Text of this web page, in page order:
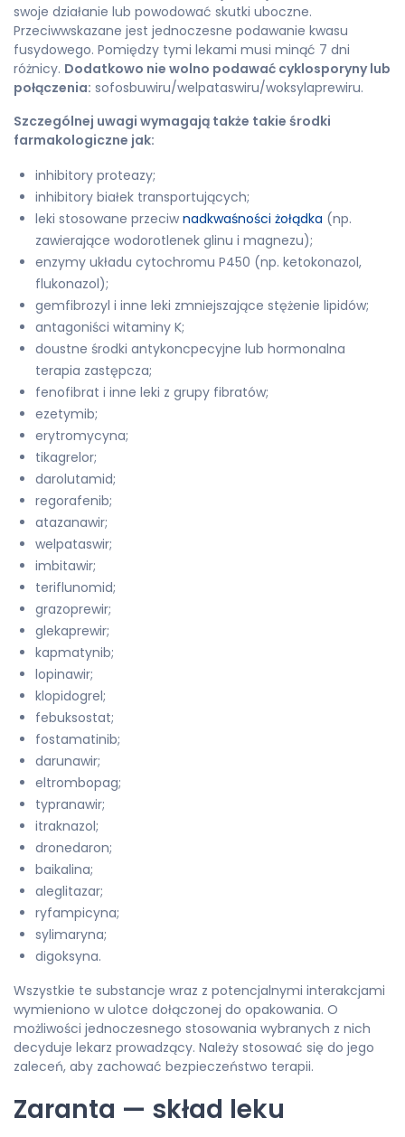
swoje działanie lub powodować skutki uboczne.
Przeciwwskazane jest jednoczesne podawanie kwasu
fusydowego. Pomiędzy tymi lekami musi minąć 7 dni
różnicy. Dodatkowo nie wolno podawać cyklosporyny lub
połączenia: sofosbuwiru/welpataswiru/woksylaprewiru.
Szczególnej uwagi wymagają także takie środki
farmakologiczne jak:
inhibitory proteazy;
inhibitory białek transportujących;
leki stosowane przeciw nadkwaśności żołądka (np.
zawierające wodorotlenek glinu i magnezu);
enzymy układu cytochromu P450 (np. ketokonazol,
flukonazol);
gemfibrozyl i inne leki zmniejszające stężenie lipidów;
antagoniści witaminy K;
doustne środki antykoncpecyjne lub hormonalna
terapia zastępcza;
fenofibrat i inne leki z grupy fibratów;
ezetymib;
erytromycyna;
tikagrelor;
darolutamid;
regorafenib;
atazanawir;
welpataswir;
imbitawir;
teriflunomid;
grazoprewir;
glekaprewir;
kapmatynib;
lopinawir;
klopidogrel;
febuksostat;
fostamatinib;
darunawir;
eltrombopag;
typranawir;
itraknazol;
dronedaron;
baikalina;
aleglitazar;
ryfampicyna;
sylimaryna;
digoksyna.
Wszystkie te substancje wraz z potencjalnymi interakcjami
wymieniono w ulotce dołączonej do opakowania. O
możliwości jednoczesnego stosowania wybranych z nich
decyduje lekarz prowadzący. Należy stosować się do jego
zaleceń, aby zachować bezpieczeństwo terapii.
Zaranta — skład leku